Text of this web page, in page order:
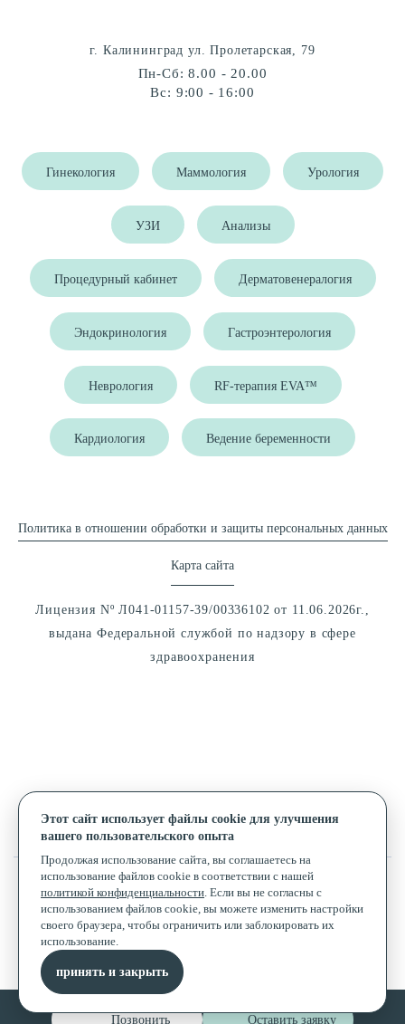
Позвонить Оставить заявку
г. Калининград ул. Пролетарская, 79
Пн-Сб: 8.00 - 20.00
Вс: 9:00 - 16:00
Гинекология Маммология Урология
УЗИ Анализы
Процедурный кабинет Дерматовенералогия
Эндокринология Гастроэнтерология
Неврология RF-терапия EVA™
Кардиология Ведение беременности
Политика в отношении обработки и защиты персональных данных
Карта сайта
Лицензия Nº Л041-01157-39/00336102 от 11.06.2026г.,
выдана Федеральной службой по надзору в сфере
здравоохранения
Альзория © 2026
Комплексный маркетинг и развитие клиник
almond-medical.ru
Этот сайт использует файлы cookie для улучшения
вашего пользовательского опыта
Продолжая использование сайта, вы соглашаетесь на
использование файлов cookie в соответствии с нашей
политикой конфиденциальности. Если вы не согласны с
использованием файлов cookie, вы можете изменить настройки
своего браузера, чтобы ограничить или заблокировать их
использование.
принять и закрыть